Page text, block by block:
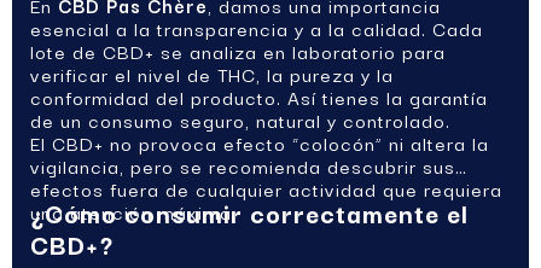
esencial a la transparencia y a la calidad. Cada
lote de CBD+ se analiza en laboratorio para
verificar el nivel de THC, la pureza y la
conformidad del producto. Así tienes la garantía
de un consumo seguro, natural y controlado.
El CBD+ no provoca efecto “colocón” ni altera la
vigilancia, pero se recomienda descubrir sus
efectos fuera de cualquier actividad que requiera
una atención máxima.
¿Cómo consumir correctamente el
CBD+?